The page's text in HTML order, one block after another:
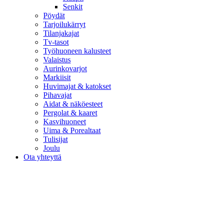
Senkit
Pöydät
Tarjoilukärryt
Tilanjakajat
Tv-tasot
Työhuoneen kalusteet
Valaistus
Aurinkovarjot
Markiisit
Huvimajat & katokset
Pihavajat
Aidat & näköesteet
Pergolat & kaaret
Kasvihuoneet
Uima & Porealtaat
Tulisijat
Joulu
Ota yhteyttä